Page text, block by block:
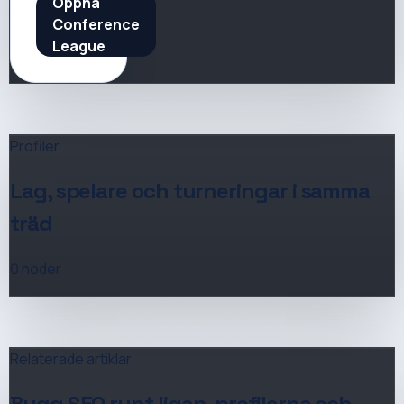
Conference
League
Profiler
Lag, spelare och turneringar i samma
träd
Relaterade artiklar